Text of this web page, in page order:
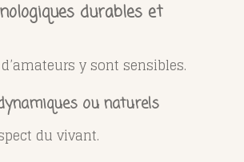
durables et
y sont sensibles.
ou naturels
du vivant.